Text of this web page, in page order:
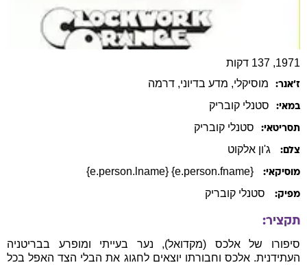
1971, 137 דקות
ז׳אנר: מוסיקלי, מדע בדיוני, דרמה
במאי: סטנלי קובריק
תסריטאי: סטנלי קובריק
צלם: ג'ון אלקוט
מוסיקאי: {e.person.fname} {e.person.lname}
מפיק: סטנלי קובריק
תקציר:
סיפורו של אלכס (מקדואל), נער בעייתי ומופרע בבריטניה
העתידנית. אלכס וחבורתו יוצאים לחגוג את הבלי הצד האפל בכל